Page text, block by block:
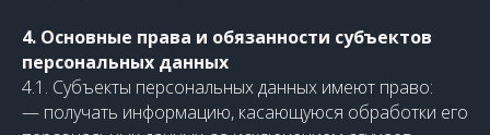
4. Основные права и обязанности субъектов
персональных данных
4.1. Субъекты персональных данных имеют право:
— получать информацию, касающуюся обработки его